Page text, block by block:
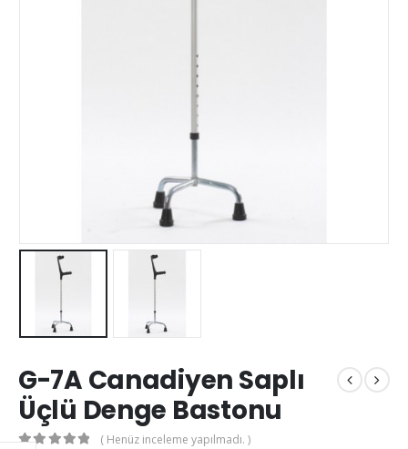
G-7A Canadiyen Saplı
Üçlü Denge Bastonu
( Henüz inceleme yapılmadı. )